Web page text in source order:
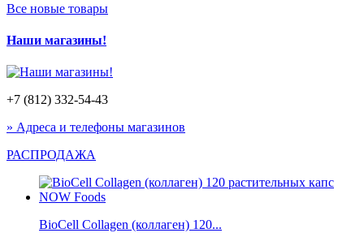
Все новые товары
Наши магазины!
+7 (812) 332-54-43
» Адреса и телефоны магазинов
РАСПРОДАЖА
BioCell Collagen (коллаген) 120...